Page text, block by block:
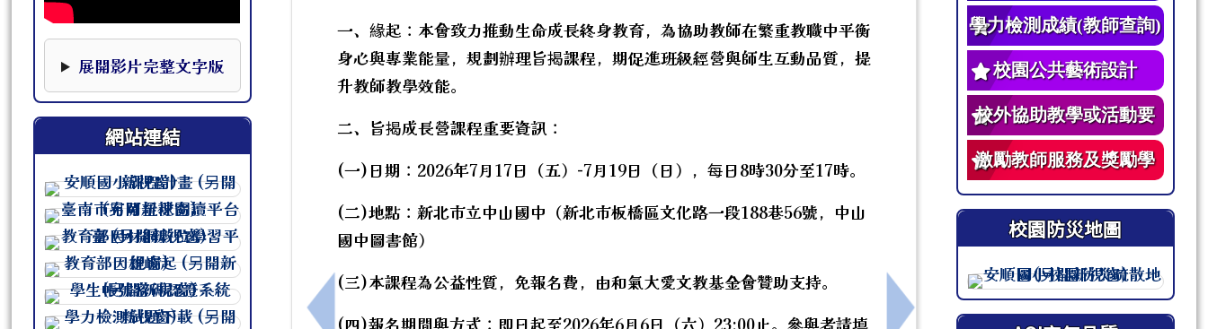
本影片下方提供完整文字版，可作為影片資訊的替代閱讀內容。
展開影片完整文字版
網站連結
連至 http://course.tn.edu.tw/school.aspx?sch=213626
連至 http://course.tn.edu.tw/school.aspx?sch=213626
連至 http://course.tn.edu.tw/school.aspx?sch=213626
連至 http://course.tn.edu.tw/school.aspx?sch=213626
連至 http://course.tn.edu.tw/school.aspx?sch=213626
上一筆：仁德科技中心辦理114學年度第2學期「科技領域素養導向暨多元課程教材」教師研習。
一、緣起：本會致力推動生命成長終身教育，為協助教師在繁重教職中平衡
身心與專業能量，規劃辦理旨揭課程，期促進班級經營與師生互動品質，提
升教師教學效能。
二、旨揭成長營課程重要資訊：
(一)日期：2026年7月17日（五）-7月19日（日），每日8時30分至17時。
(二)地點：新北市立中山國中（新北市板橋區文化路一段188巷56號，中山
國中圖書館）
(三)本課程為公益性質，免報名費，由和氣大愛文教基金會贊助支持。
(四)報名期間與方式：即日起至2026年6月6日（六）23:00止。參與者請填
下一筆：轉知本市114學年度安全教育融
學力檢測成績(教師查詢)
校園公共藝術設計
校外協助教學或活動要
點
激勵教師服務及獎勵學
生辦法
校園防災地圖
此圖為安順國小校園防災地圖（